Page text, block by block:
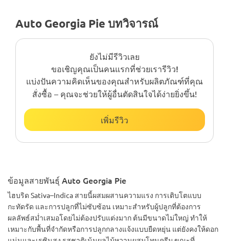
Auto Georgia Pie บทวิจารณ์
ยังไม่มีรีวิวเลย
ขอเชิญคุณเป็นคนแรกที่ช่วยเรารีวิว!
แบ่งปันความคิดเห็นของคุณสำหรับผลิตภัณฑ์ที่คุณ
สั่งซื้อ – คุณจะช่วยให้ผู้อื่นตัดสินใจได้ง่ายยิ่งขึ้น!
เพิ่มรีวิว
ข้อมูลสายพันธุ์ Auto Georgia Pie
ไฮบริด Sativa–Indica สายนี้ผสมผสานความแรง การเติบโตแบบ
กะทัดรัด และการปลูกที่ไม่ซับซ้อน เหมาะสำหรับผู้ปลูกที่ต้องการ
ผลลัพธ์สม่ำเสมอโดยไม่ต้องปรับแต่งมาก ต้นมีขนาดไม่ใหญ่ ทำให้
เหมาะกับพื้นที่จำกัดหรือการปลูกกลางแจ้งแบบยืดหยุ่น แต่ยังคงให้ดอก